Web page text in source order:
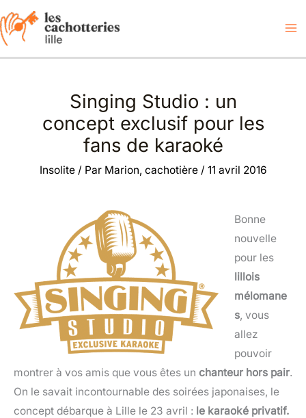
Aller
au
contenu
Singing Studio : un
concept exclusif pour les
fans de karaoké
Insolite/ Par Marion, cachotière / 11 avril 2016
Bonne
nouvelle
pour les
lillois
mélomane
s, vous
allez
pouvoir
montrer à vos amis que vous êtes un chanteur hors pair.
On le savait incontournable des soirées japonaises, le
concept débarque à Lille le 23 avril : le karaoké privatif.
Commentaires
plus
récents
Commentaires
plus
récents